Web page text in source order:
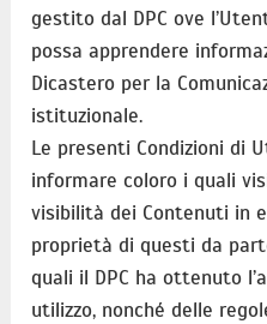
gestito dal DPC ove
possa apprendere
Dicastero per la
istituzionale.
Le presenti Condizioni di
informare coloro i quali
visibilità dei Contenuti in
proprietà di questi da
quali il DPC ha ottenuto
utilizzo, nonché delle